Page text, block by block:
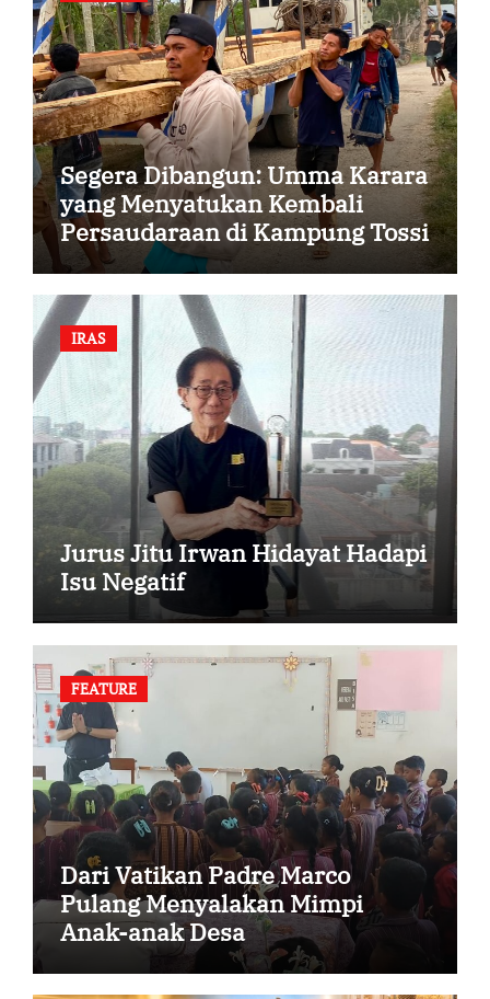
Segera Dibangun: Umma Karara
yang Menyatukan Kembali
Persaudaraan di Kampung Tossi
IRAS
Jurus Jitu Irwan Hidayat Hadapi
Isu Negatif
FEATURE
Dari Vatikan Padre Marco
Pulang Menyalakan Mimpi
Anak-anak Desa